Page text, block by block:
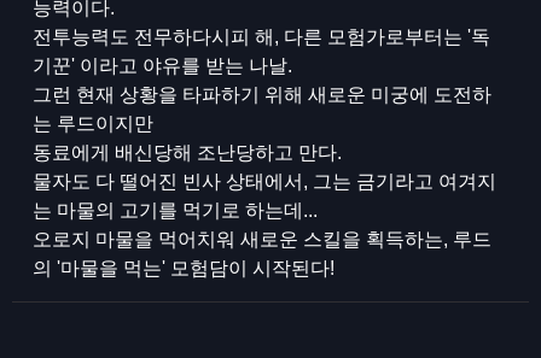
능력이다.
전투능력도 전무하다시피 해, 다른 모험가로부터는 '독
기꾼' 이라고 야유를 받는 나날.
그런 현재 상황을 타파하기 위해 새로운 미궁에 도전하
는 루드이지만
동료에게 배신당해 조난당하고 만다.
물자도 다 떨어진 빈사 상태에서, 그는 금기라고 여겨지
는 마물의 고기를 먹기로 하는데...
오로지 마물을 먹어치워 새로운 스킬을 획득하는, 루드
의 '마물을 먹는' 모험담이 시작된다!